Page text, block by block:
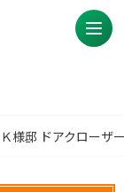
様邸 ドアクローザ